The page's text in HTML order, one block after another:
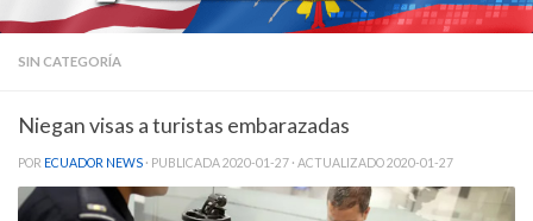
SIN CATEGORÍA
Niegan visas a turistas embarazadas
POR ECUADOR NEWS · PUBLICADA2020-01-27 · ACTUALIZADO2020-01-27